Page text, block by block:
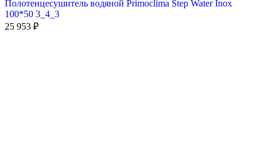
Полотенцесушитель водяной Primoclima Step Water Inox
100*50 3_4_3
25 953 ₽